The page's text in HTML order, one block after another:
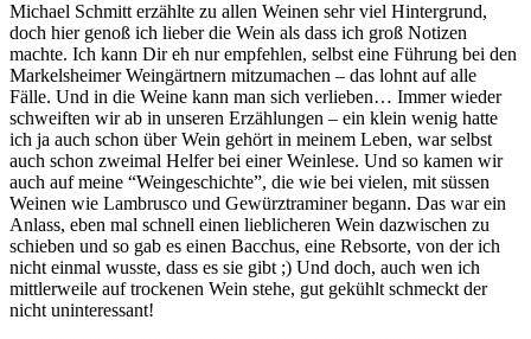
Michael Schmitt erzählte zu allen Weinen sehr viel Hintergrund,
doch hier genoß ich lieber die Wein als dass ich groß Notizen
machte. Ich kann Dir eh nur empfehlen, selbst eine Führung bei den
Markelsheimer Weingärtnern mitzumachen – das lohnt auf alle
Fälle. Und in die Weine kann man sich verlieben… Immer wieder
schweiften wir ab in unseren Erzählungen – ein klein wenig hatte
ich ja auch schon über Wein gehört in meinem Leben, war selbst
auch schon zweimal Helfer bei einer Weinlese. Und so kamen wir
auch auf meine “Weingeschichte”, die wie bei vielen, mit süssen
Weinen wie Lambrusco und Gewürztraminer begann. Das war ein
Anlass, eben mal schnell einen lieblicheren Wein dazwischen zu
schieben und so gab es einen Bacchus, eine Rebsorte, von der ich
nicht einmal wusste, dass es sie gibt ;) Und doch, auch wen ich
mittlerweile auf trockenen Wein stehe, gut gekühlt schmeckt der
nicht uninteressant!